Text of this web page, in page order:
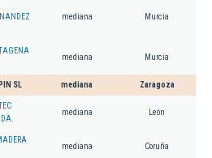
mediana Murcia
mediana Murcia
SL mediana Zaragoza
mediana León
mediana Coruña